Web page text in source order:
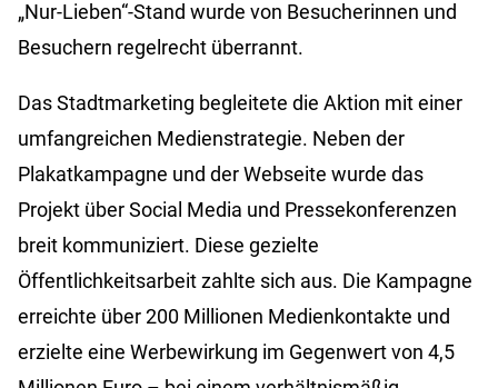
„Nur-Lieben“-Stand wurde von Besucherinnen und
Besuchern regelrecht überrannt.
Das Stadtmarketing begleitete die Aktion mit einer
umfangreichen Medienstrategie. Neben der
Plakatkampagne und der Webseite wurde das
Projekt über Social Media und Pressekonferenzen
breit kommuniziert. Diese gezielte
Öffentlichkeitsarbeit zahlte sich aus. Die Kampagne
erreichte über 200 Millionen Medienkontakte und
erzielte eine Werbewirkung im Gegenwert von 4,5